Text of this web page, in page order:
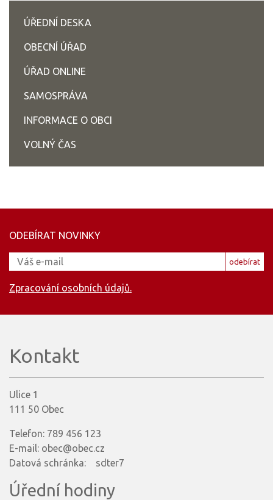
ÚŘEDNÍ DESKA
OBECNÍ ÚŘAD
ÚŘAD ONLINE
SAMOSPRÁVA
INFORMACE O OBCI
VOLNÝ ČAS
ODEBÍRAT NOVINKY
odebírat
Zpracování osobních údajů.
Kontakt
Ulice 1
111 50 Obec
Telefon: 789 456 123
E-mail: obec@obec.cz
Datová schránka: sdter7
Úřední hodiny